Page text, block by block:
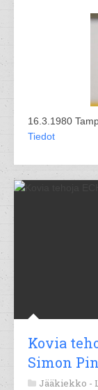
16.3.1980
Tiedot
Kovia
Simon
Jääkiekko -